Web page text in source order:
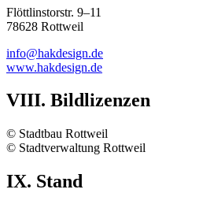
Flöttlinstorstr. 9–11
78628 Rottweil
info@hakdesign.de
www.hakdesign.de
VIII. Bildlizenzen
© Stadtbau Rottweil
© Stadtverwaltung Rottweil
IX. Stand